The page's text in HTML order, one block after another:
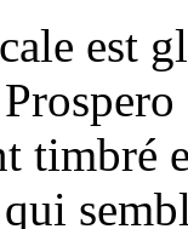
est
timbré